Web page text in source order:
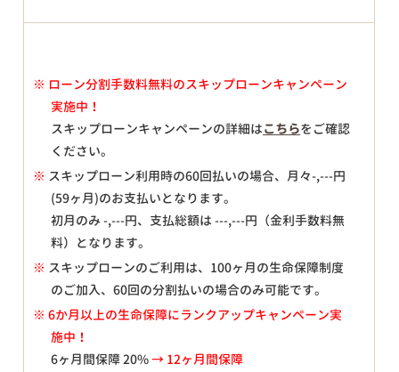
※ ローン分割手数料無料のスキップローンキャンペーン
実施中！
スキップローンキャンペーンの詳細はこちらをご確認
ください。
※ スキップローン利用時の60回払いの場合、月々-,---円
(59ヶ月)のお支払いとなります。
初月のみ-,---円、支払総額は---,---円（金利手数料無
料）となります。
※ スキップローンのご利用は、100ヶ月の生命保障制度
のご加入、60回の分割払いの場合のみ可能です。
※ 6か月以上の生命保障にランクアップキャンペーン実
施中！
6ヶ月間保障 20%→ 12ヶ月間保障